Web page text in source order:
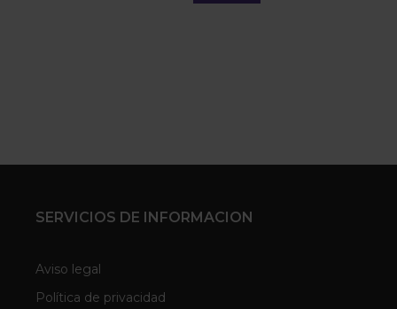
SERVICIOS DE INFORMACION
Aviso legal
Política de privacidad